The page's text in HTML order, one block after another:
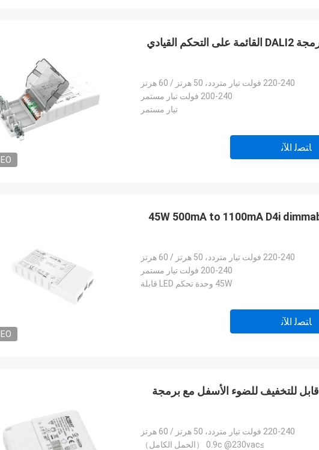
سلسلة سهلة الاستخدام 50W NFC قابل للبرمجة DALI2 القائمة على التحكم القيادي
220-240 فولت تيار متردد، 50 هرتز / 60 هرتز
200-240 فولت تيار مستمر
تيار مستمر
ﺎﺘﺼﻟ ﺍﻶﻧ
45W 500mA to 1100mA D4i dimmable led controller with 5-year warranty
220-240 فولت تيار متردد، 50 هرتز / 60 هرتز
200-240 فولت تيار مستمر
45W وحدة تحكم LED قابلة
ﺎﺘﺼﻟ ﺍﻶﻧ
DALI2 DT6 150-500mA 12W محرك LED قابل للتخفيف للضوء الأسفل مع برمجة
220-240 فولت تيار متردد، 50 هرتز / 60 هرتز
≥0.9c @230vac （الحمل الكامل）